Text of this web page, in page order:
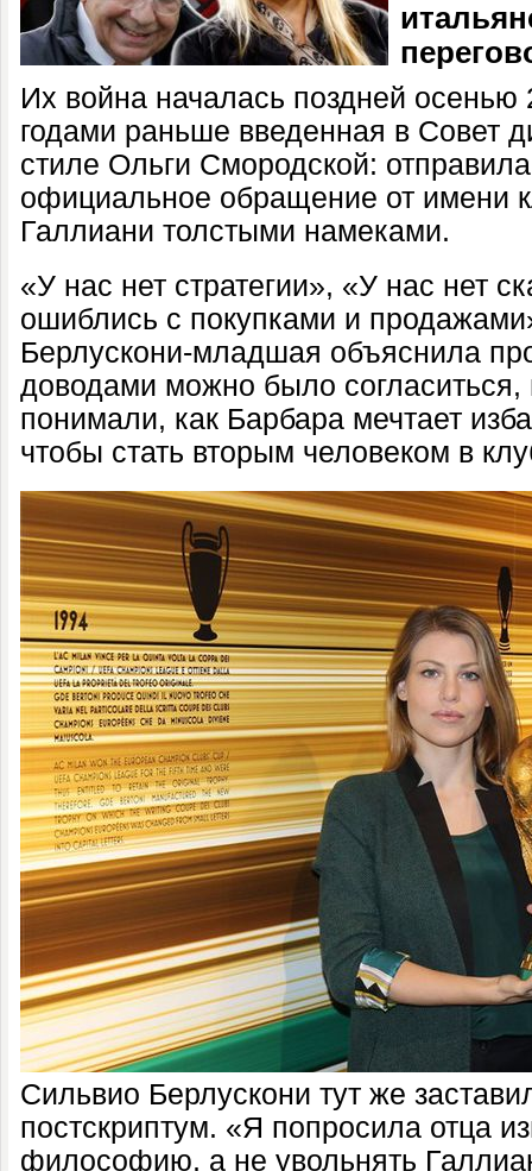
Их война началась поздней осенью
годами раньше введенная в Совет
стиле Ольги Смородской:
официальное обращение от имени
Галлиани толстыми намеками.
«У нас нет стратегии», «У нас нет
ошиблись с покупками и
Берлускони-младшая объяснила
доводами можно было согласиться,
понимали, как Барбара мечтает
чтобы стать вторым человеком в
Сильвио Берлускони тут же
постскриптум. «Я попросила отца
философию, а не увольнять